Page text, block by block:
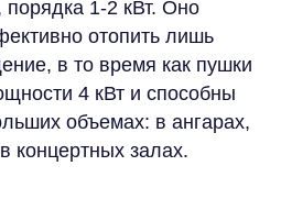
1-2 кВт. Оно
отопить лишь
в то время как пушки
4 кВт и способны
объемах: в ангарах,
концертных залах.